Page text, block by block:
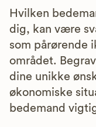
Hvilken
dig, kan være
som pårørende
området.
dine unikke
økonomiske
bedemand